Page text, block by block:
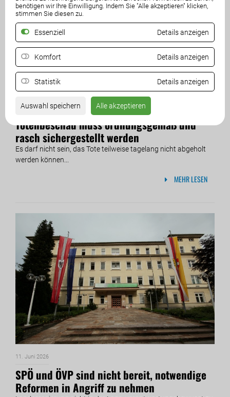
benötigen wir Ihre Einwilligung. Indem Sie "Alle akzeptieren" klicken,
stimmen Sie diesen zu.
Essenziell Details anzeigen
Komfort Details anzeigen
Statistik Details anzeigen
Auswahl speichern Alle akzeptieren
11. Juni 2026
Totenbeschau muss ordnungsgemäß und
rasch sichergestellt werden
Es darf nicht sein, das Tote teilweise tagelang nicht abgeholt
werden können...
MEHR LESEN
11. Juni 2026
SPÖ und ÖVP sind nicht bereit, notwendige
Reformen in Angriff zu nehmen